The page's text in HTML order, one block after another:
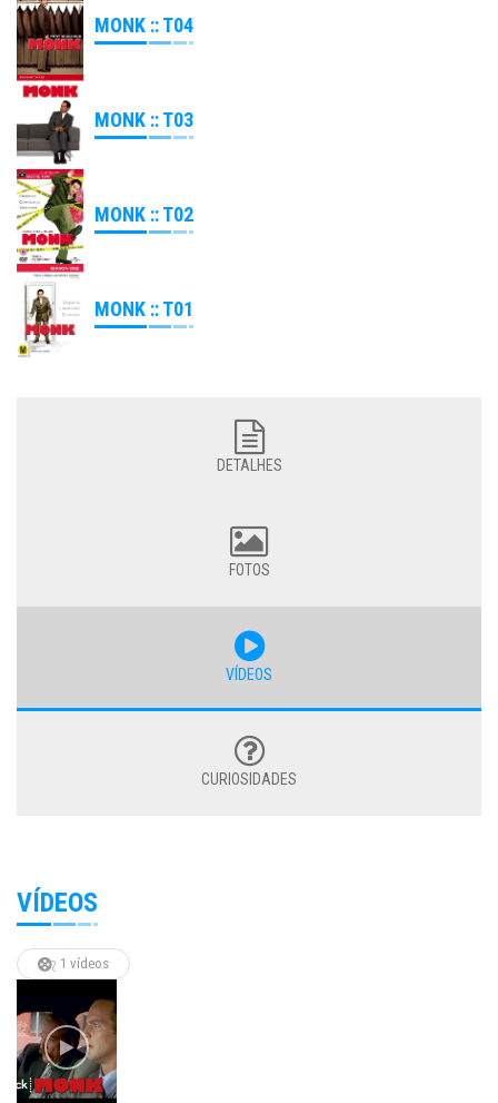
MONK :: T04
MONK :: T03
MONK :: T02
MONK :: T01
DETALHES
FOTOS
VÍDEOS
CURIOSIDADES
VÍDEOS
1 vídeos